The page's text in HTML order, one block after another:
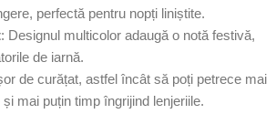
perfectă pentru nopți liniștite.
: Designul multicolor adaugă o notă festivă,
de iarnă.
de curățat, astfel încât să poți petrece mai
mai puțin timp îngrijind lenjeriile.